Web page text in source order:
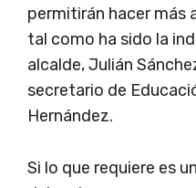
permitirán hacer más
tal como ha sido la
alcalde, Julián
secretario de
Hernández.
Si lo que requiere es